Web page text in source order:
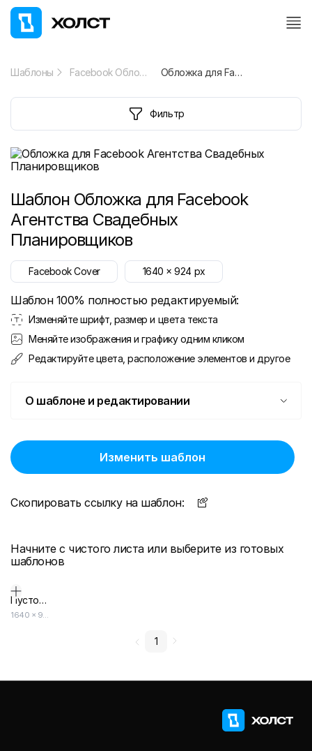
Шаблоны Facebook Обложка Обложка для Facebook Агентства Свадебных Планировщиков
Фильтр
Шаблон Обложка для Facebook
Агентства Свадебных
Планировщиков
Facebook Cover 1640 x924 px
Шаблон 100% полностью редактируемый:
Изменяйте шрифт, размер и цвета текста
Меняйте изображения и графику одним кликом
Редактируйте цвета, расположение элементов и другое
О шаблоне и редактировании
Изменить шаблон
Скопировать ссылку на шаблон:
Начните с чистого листа или выберите из готовых
шаблонов
Пустой дизайн-макет
1640 × 924
1